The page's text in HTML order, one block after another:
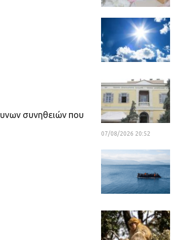
συνηθειών που
07/08/2026 20:52